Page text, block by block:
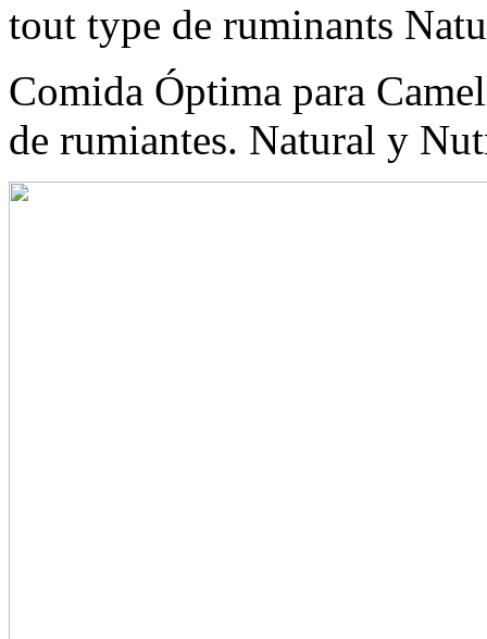
tout type de ruminants
Comida Óptima para
de rumiantes. Natural y